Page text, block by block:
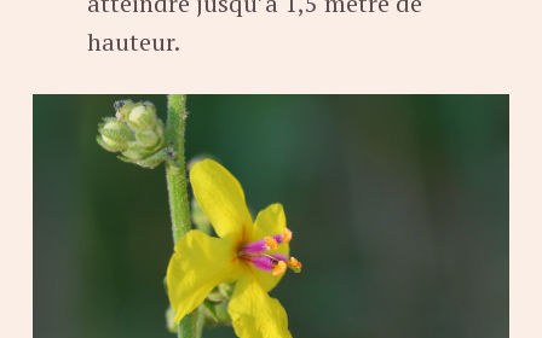
hauteur.